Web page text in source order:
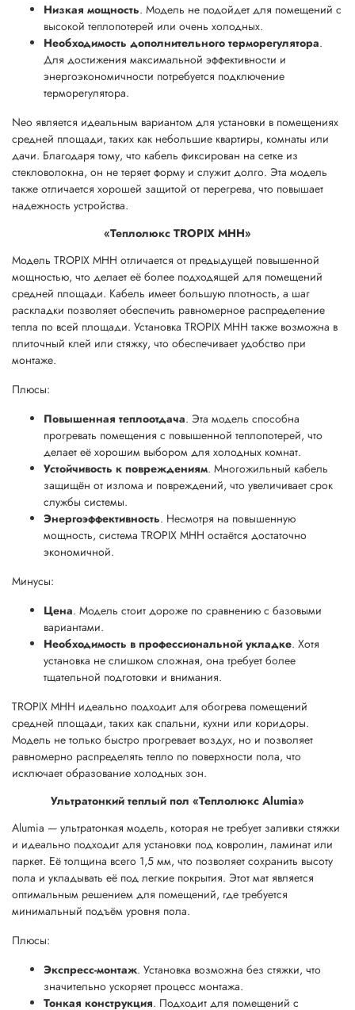
Низкая мощность. Модель не подойдет для помещений с
высокой теплопотерей или очень холодных.
Необходимость дополнительного терморегулятора.
Для достижения максимальной эффективности и
энергоэкономичности потребуется подключение
терморегулятора.
Neo является идеальным вариантом для установки в помещениях
средней площади, таких как небольшие квартиры, комнаты или
дачи. Благодаря тому, что кабель фиксирован на сетке из
стекловолокна, он не теряет форму и служит долго. Эта модель
также отличается хорошей защитой от перегрева, что повышает
надежность устройства.
«Теплолюкс TROPIX MHH»
Модель TROPIX MHH отличается от предыдущей повышенной
мощностью, что делает её более подходящей для помещений
средней площади. Кабель имеет большую плотность, а шаг
раскладки позволяет обеспечить равномерное распределение
тепла по всей площади. Установка TROPIX MHH также возможна в
плиточный клей или стяжку, что обеспечивает удобство при
монтаже.
Плюсы:
Повышенная теплоотдача. Эта модель способна
прогревать помещения с повышенной теплопотерей, что
делает её хорошим выбором для холодных комнат.
Устойчивость к повреждениям. Многожильный кабель
защищён от излома и повреждений, что увеличивает срок
службы системы.
Энергоэффективность. Несмотря на повышенную
мощность, система TROPIX MHH остаётся достаточно
экономичной.
Минусы:
Цена. Модель стоит дороже по сравнению с базовыми
вариантами.
Необходимость в профессиональной укладке. Хотя
установка не слишком сложная, она требует более
тщательной подготовки и внимания.
TROPIX MHH идеально подходит для обогрева помещений
средней площади, таких как спальни, кухни или коридоры.
Модель не только быстро прогревает воздух, но и позволяет
равномерно распределять тепло по поверхности пола, что
исключает образование холодных зон.
Ультратонкий теплый пол «Теплолюкс Alumia»
Alumia — ультратонкая модель, которая не требует заливки стяжки
и идеально подходит для установки под ковролин, ламинат или
паркет. Её толщина всего 1,5 мм, что позволяет сохранить высоту
пола и укладывать её под легкие покрытия. Этот мат является
оптимальным решением для помещений, где требуется
минимальный подъём уровня пола.
Плюсы:
Экспресс-монтаж. Установка возможна без стяжки, что
значительно ускоряет процесс монтажа.
Тонкая конструкция. Подходит для помещений с